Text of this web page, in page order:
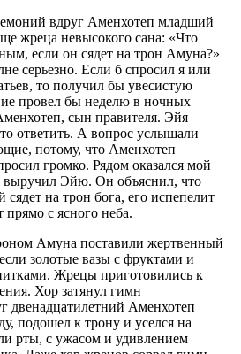
вдруг Аменхотеп младший
жреца невысокого сана: «Что
если он сядет на трон Амуна?»
серьезно. Если б спросил я или
то получил бы увесистую
провел бы неделю в ночных
сын правителя. Эйя
ответить. А вопрос услышали
потому, что Аменхотеп
громко. Рядом оказался мой
выручил Эйю. Он объяснил, что
на трон бога, его испепелит
прямо с ясного неба.
Амуна поставили жертвенный
золотые вазы с фруктами и
Жрецы приготовились к
Хор затянул гимн
двенадцатилетний Аменхотеп
подошел к трону и уселся на
рты, с ужасом и удивлением